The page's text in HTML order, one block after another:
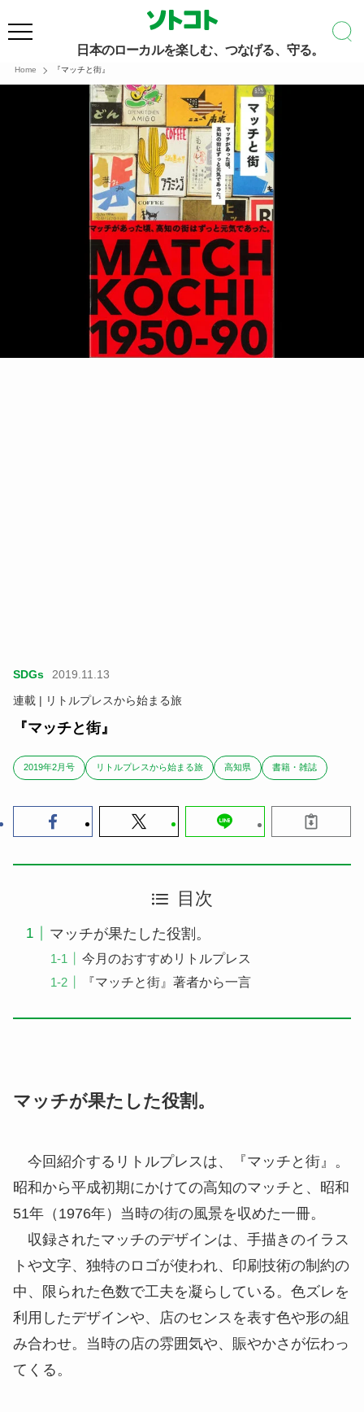
日本のローカルを楽しむ、つなげる、守る。
Home 『マッチと街』
SDGs
2019.11.13
連載 | リトルプレスから始まる旅
『マッチと街』
2019年2月号 リトルプレスから始まる旅 高知県 書籍・雑誌
目次
マッチが果たした役割。
今月のおすすめリトルプレス
『マッチと街』著者から一言
マッチが果たした役割。
今回紹介するリトルプレスは、『マッチと街』。
昭和から平成初期にかけての高知のマッチと、昭和
51年（1976年）当時の街の風景を収めた一冊。
収録されたマッチのデザインは、手描きのイラス
トや文字、独特のロゴが使われ、印刷技術の制約の
中、限られた色数で工夫を凝らしている。色ズレを
利用したデザインや、店のセンスを表す色や形の組
み合わせ。当時の店の雰囲気や、賑やかさが伝わっ
てくる。